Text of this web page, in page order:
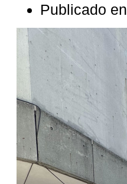
Publicado en